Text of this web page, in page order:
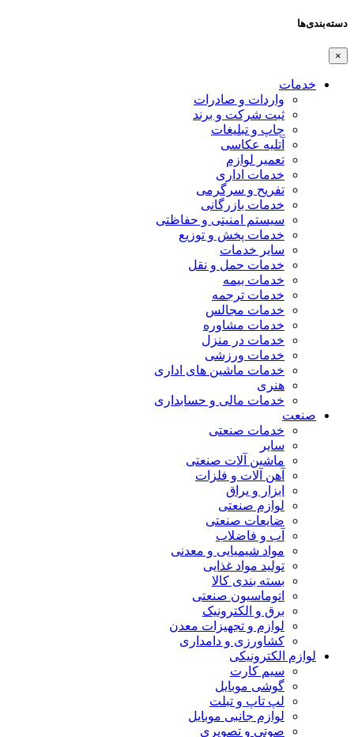
دسته‌بندی‌ها
×
خدمات
واردات و صادرات
ثبت شرکت و برند
چاپ و تبلیغات
آتلیه عکاسی
تعمیر لوازم
خدمات اداری
تفریح و سرگرمی
خدمات بازرگانی
سیستم امنیتی و حفاظتی
خدمات پخش و توزیع
سایر خدمات
خدمات حمل و نقل
خدمات بیمه
خدمات ترجمه
خدمات مجالس
خدمات مشاوره
خدمات در منزل
خدمات ورزشی
خدمات ماشین های اداری
هنری
خدمات مالی و حسابداری
صنعت
خدمات صنعتی
سایر
ماشین آلات صنعتی
آهن آلات و فلزات
ابزار و یراق
لوازم صنعتی
ضایعات صنعتی
آب و فاضلاب
مواد شیمیایی و معدنی
تولید مواد غذایی
بسته بندی کالا
اتوماسیون صنعتی
برق و الکترونیک
لوازم و تجهیزات معدن
کشاورزی و دامداری
لوازم الکترونیکی
سیم کارت
گوشی موبایل
لپ تاپ و تبلت
لوازم جانبی موبایل
صوتی و تصویری